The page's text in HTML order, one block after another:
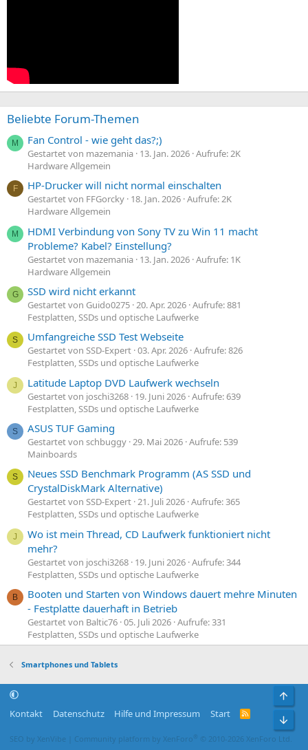
Beliebte Forum-Themen
M Fan Control - wie geht das?;)
Gestartet von mazemania 13. Jan. 2026 Aufrufe: 2K
Hardware Allgemein
F HP-Drucker will nicht normal einschalten
Gestartet von FFGorcky 18. Jan. 2026 Aufrufe: 2K
Hardware Allgemein
M
HDMI Verbindung von Sony TV zu Win 11 macht
Probleme? Kabel? Einstellung?
Gestartet von mazemania 13. Jan. 2026 Aufrufe: 1K
Hardware Allgemein
G SSD wird nicht erkannt
Gestartet von Guido0275 20. Apr. 2026 Aufrufe: 881
Festplatten, SSDs und optische Laufwerke
S Umfangreiche SSD Test Webseite
Gestartet von SSD-Expert 03. Apr. 2026 Aufrufe: 826
Festplatten, SSDs und optische Laufwerke
J Latitude Laptop DVD Laufwerk wechseln
Gestartet von joschi3268 19. Juni 2026 Aufrufe: 639
Festplatten, SSDs und optische Laufwerke
S ASUS TUF Gaming
Gestartet von schbuggy 29. Mai 2026 Aufrufe: 539
Mainboards
S
Neues SSD Benchmark Programm (AS SSD und
CrystalDiskMark Alternative)
Gestartet von SSD-Expert 21. Juli 2026 Aufrufe: 365
Festplatten, SSDs und optische Laufwerke
J
Wo ist mein Thread, CD Laufwerk funktioniert nicht
mehr?
Gestartet von joschi3268 19. Juni 2026 Aufrufe: 344
Festplatten, SSDs und optische Laufwerke
B
Booten und Starten von Windows dauert mehre Minuten
- Festplatte dauerhaft in Betrieb
Gestartet von Baltic76 05. Juli 2026 Aufrufe: 331
Festplatten, SSDs und optische Laufwerke
Smartphones und Tablets
Kontakt Datenschutz Hilfe und Impressum Start
R
SEO by XenVibe Community platform by XenForo ® © 2010-2026 XenForo Ltd.